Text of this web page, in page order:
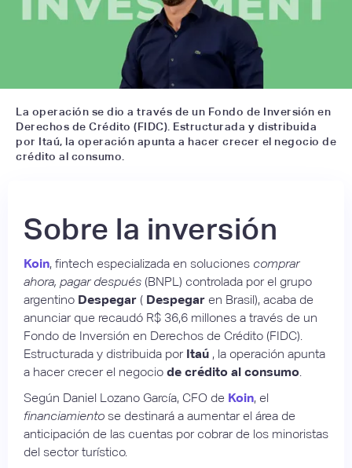
La operación se dio a través de un Fondo de Inversión en
Derechos de Crédito (FIDC). Estructurada y distribuida
por Itaú, la operación apunta a hacer crecer el negocio de
crédito al consumo.
Sobre la inversión
Koin, fintech especializada en soluciones comprar
ahora, pagar después (BNPL) controlada por el grupo
argentino Despegar ( Despegar en Brasil), acaba de
anunciar que recaudó R$ 36,6 millones a través de un
Fondo de Inversión en Derechos de Crédito (FIDC).
Estructurada y distribuida por Itaú , la operación apunta
a hacer crecer el negocio de crédito al consumo
Según Daniel Lozano García, CFO de Koin, el
financiamiento se destinará a aumentar el área de
anticipación de las cuentas por cobrar de los minoristas
del sector turístico.